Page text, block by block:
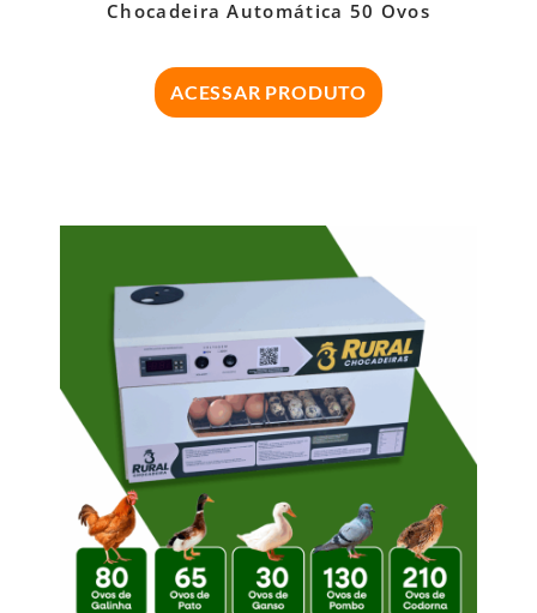
Chocadeira Automática 50 Ovos
ACESSAR PRODUTO